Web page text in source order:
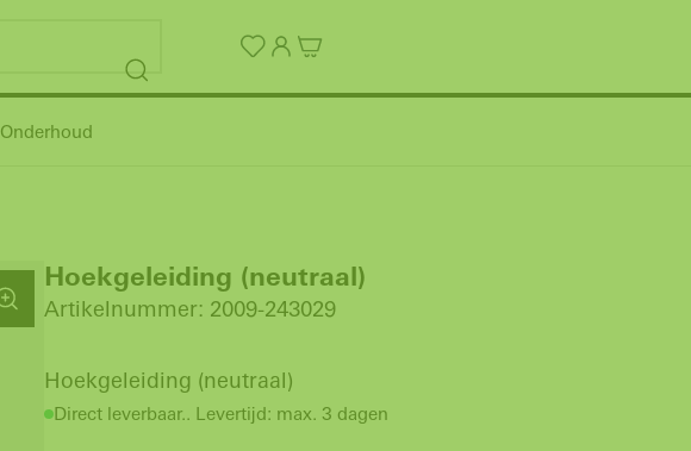
Onderhoud
Hoekgeleiding (neutraal)
Artikelnummer: 2009-243029
Hoekgeleiding (neutraal)
Direct leverbaar.. Levertijd: max. 3 dagen